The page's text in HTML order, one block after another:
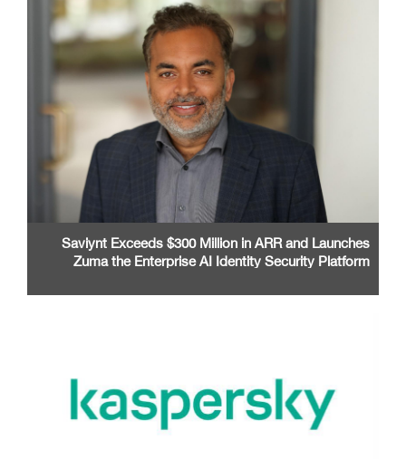
Saviynt Exceeds $300 Million in ARR and Launches
Zuma the Enterprise AI Identity Security Platform